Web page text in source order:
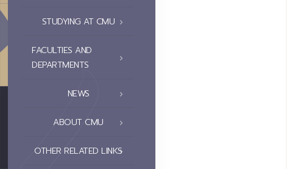
STUDYING AT CMU
FACULTIES AND
DEPARTMENTS
NEWS
ABOUT CMU
OTHER RELATED LINKS